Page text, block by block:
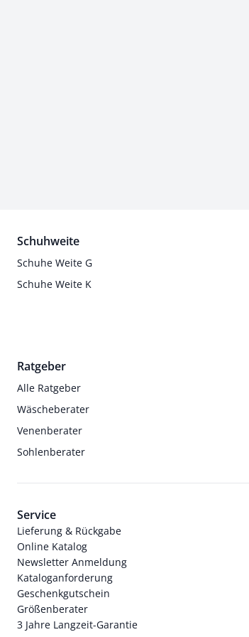
Schuhweite
Schuhe Weite G
Schuhe Weite K
Ratgeber
Alle Ratgeber
Wäscheberater
Venenberater
Sohlenberater
Service
Lieferung & Rückgabe
Online Katalog
Newsletter Anmeldung
Kataloganforderung
Geschenkgutschein
Größenberater
3 Jahre Langzeit-Garantie